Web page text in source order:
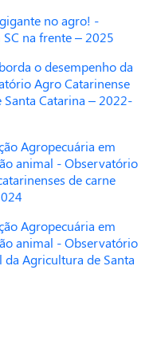
no agro! -
SC na frente – 2025
o desempenho da
Agro Catarinense
Catarina – 2022-
Agropecuária em
animal - Observatório
de carne
Agropecuária em
animal - Observatório
da Agricultura de Santa